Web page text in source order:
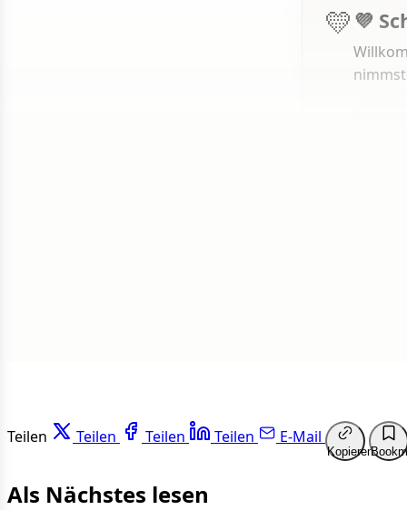
💛 💜
Teilen Teilen Teilen Teilen E-Mail
Kopieren
Als Nächstes lesen